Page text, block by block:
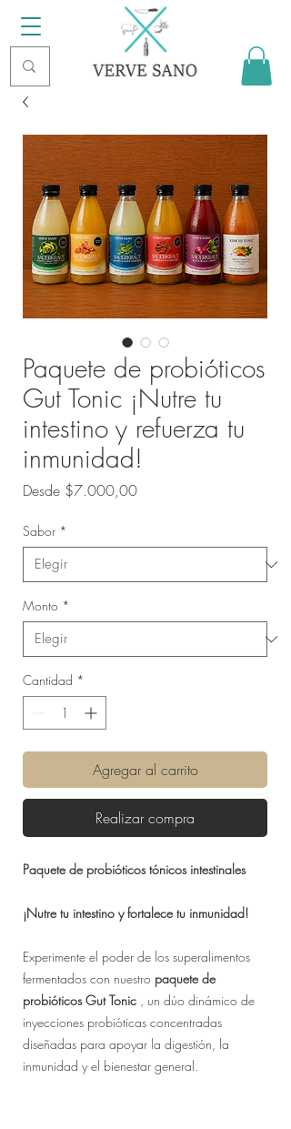
Paquete de probióticos
Gut Tonic ¡Nutre tu
intestino y refuerza tu
inmunidad!
Desde $7.000,00Precio
Sabor *
Monto *
Cantidad *
Agregar al carrito
Realizar compra
Paquete de probióticos tónicos intestinales
¡Nutre tu intestino y fortalece tu inmunidad!
Experimente el poder de los superalimentos
fermentados con nuestro paquete de
probióticos Gut Tonic , un dúo dinámico de
inyecciones probióticas concentradas
diseñadas para apoyar la digestión, la
inmunidad y el bienestar general.